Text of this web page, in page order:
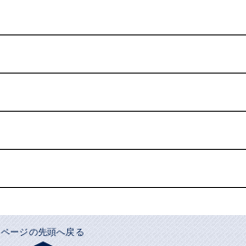
ページの先頭へ戻る